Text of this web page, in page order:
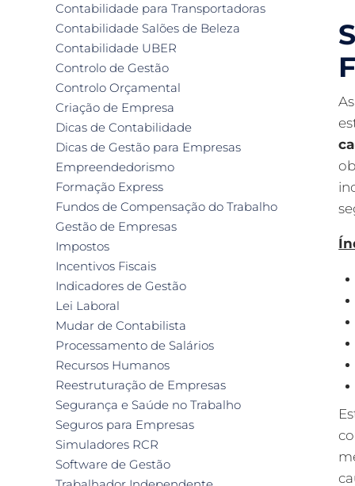
Contabilidade para Transportadoras
Contabilidade Salões de Beleza
Contabilidade UBER
Controlo de Gestão
Controlo Orçamental
Criação de Empresa
Dicas de Contabilidade
Dicas de Gestão para Empresas
Empreendedorismo
Formação Express
Fundos de Compensação do Trabalho
Gestão de Empresas
Impostos
Incentivos Fiscais
Indicadores de Gestão
Lei Laboral
Mudar de Contabilista
Processamento de Salários
Recursos Humanos
Reestruturação de Empresas
Segurança e Saúde no Trabalho
Seguros para Empresas
Simuladores RCR
Software de Gestão